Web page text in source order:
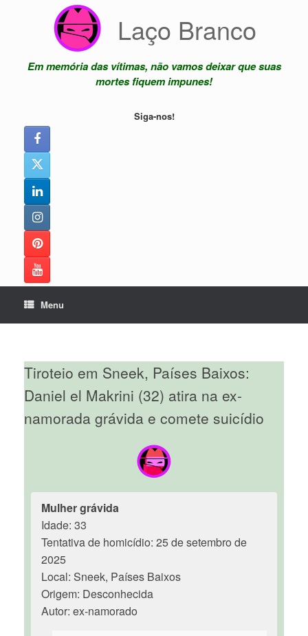
Laço Branco
Em memória das vítimas, não vamos deixar que suas
mortes fiquem impunes!
Siga-nos!
Menu
Tiroteio em Sneek, Países Baixos:
Daniel el Makrini (32) atira na ex-
namorada grávida e comete suicídio
Mulher grávida
Idade: 33
Tentativa de homicídio: 25 de setembro de
2025
Local: Sneek, Países Baixos
Origem: Desconhecida
Autor: ex-namorado